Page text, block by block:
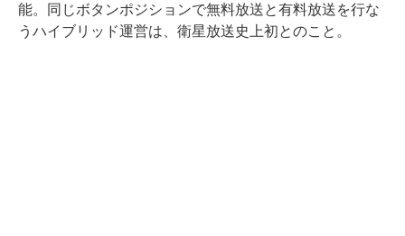
能。同じボタンポジションで無料放送と有料放送を行な
うハイブリッド運営は、衛星放送史上初とのこと。